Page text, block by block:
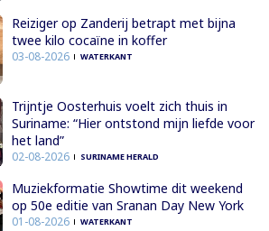
Reiziger op Zanderij betrapt met bijna
twee kilo cocaïne in koffer
03-08-2026 WATERKANT
Trijntje Oosterhuis voelt zich thuis in
Suriname: “Hier ontstond mijn liefde voor
het land”
02-08-2026 SURINAME HERALD
Muziekformatie Showtime dit weekend
op 50e editie van Sranan Day New York
01-08-2026 WATERKANT